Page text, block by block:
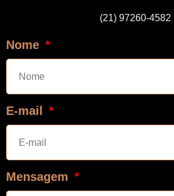
(21) 97260-4582
Nome
E-mail
Mensagem